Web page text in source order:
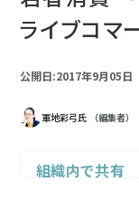
ライブコマ
公開日:2017年9月05日
軍地彩弓氏 （編集者）
組織内で共有